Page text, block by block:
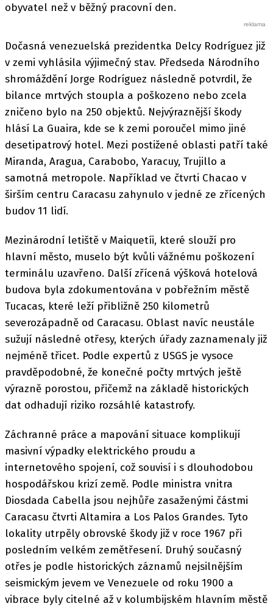
obyvatel než v běžný pracovní den.
Dočasná venezuelská prezidentka Delcy Rodríguez již
v zemi vyhlásila výjimečný stav. Předseda Národního
shromáždění Jorge Rodríguez následně potvrdil, že
bilance mrtvých stoupla a poškozeno nebo zcela
zničeno bylo na 250 objektů. Nejvýraznější škody
hlásí La Guaira, kde se k zemi poroučel mimo jiné
desetipatrový hotel. Mezi postižené oblasti patří také
Miranda, Aragua, Carabobo, Yaracuy, Trujillo a
samotná metropole. Například ve čtvrti Chacao v
širším centru Caracasu zahynulo v jedné ze zřícených
budov 11 lidí.
Mezinárodní letiště v Maiquetíi, které slouží pro
hlavní město, muselo být kvůli vážnému poškození
terminálu uzavřeno. Další zřícená výšková hotelová
budova byla zdokumentována v pobřežním městě
Tucacas, které leží přibližně 250 kilometrů
severozápadně od Caracasu. Oblast navíc neustále
sužují následné otřesy, kterých úřady zaznamenaly již
nejméně třicet. Podle expertů z USGS je vysoce
pravděpodobné, že konečné počty mrtvých ještě
výrazně porostou, přičemž na základě historických
dat odhadují riziko rozsáhlé katastrofy.
Záchranné práce a mapování situace komplikují
masivní výpadky elektrického proudu a
internetového spojení, což souvisí i s dlouhodobou
hospodářskou krizí země. Podle ministra vnitra
Diosdada Cabella jsou nejhůře zasaženými částmi
Caracasu čtvrti Altamira a Los Palos Grandes. Tyto
lokality utrpěly obrovské škody již v roce 1967 při
posledním velkém zemětřesení. Druhý současný
otřes je podle historických záznamů nejsilnějším
seismickým jevem ve Venezuele od roku 1900 a
vibrace byly citelné až v kolumbijském hlavním městě